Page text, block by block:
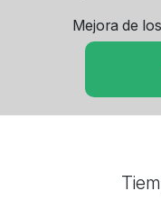
Mejora de